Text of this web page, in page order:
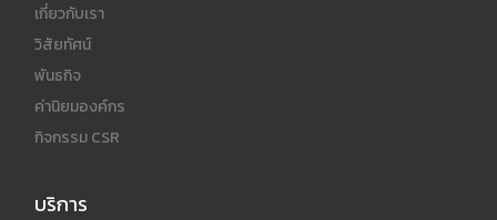
เกี่ยวกับเรา
วิสัยทัศน์
พันธกิจ
ค่านิยมองค์กร
กิจกรรม CSR
บริการ